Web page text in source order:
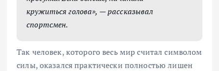
кружиться голова», — рассказывал
спортсмен.
Так человек, которого весь мир считал символом
силы, оказался практически полностью лишен